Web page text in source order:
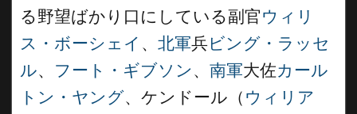
る野望ばかり口にしている副官ウィリ
ス・ボーシェイ 、 北軍兵ビング・ラッセ
ル、 フート・ギブソン 、 南軍大佐カール
トン・ヤング、ケンドール（ ウィリア